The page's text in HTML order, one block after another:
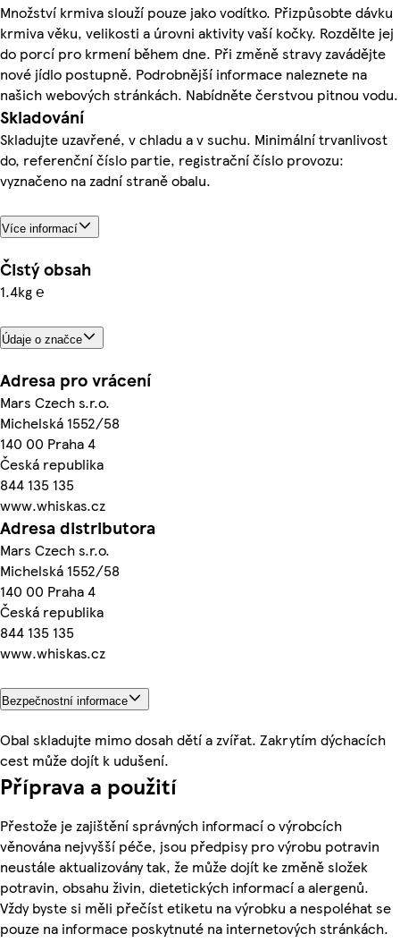
Množství krmiva slouží pouze jako vodítko. Přizpůsobte dávku
krmiva věku, velikosti a úrovni aktivity vaší kočky. Rozdělte jej
do porcí pro krmení během dne. Při změně stravy zavádějte
nové jídlo postupně. Podrobnější informace naleznete na
našich webových stránkách. Nabídněte čerstvou pitnou vodu.
Skladování
Skladujte uzavřené, v chladu a v suchu. Minimální trvanlivost
do, referenční číslo partie, registrační číslo provozu:
vyznačeno na zadní straně obalu.
Více informací
Čistý obsah
1.4kg ℮
Údaje o značce
Adresa pro vrácení
Mars Czech s.r.o.
Michelská 1552/58
140 00 Praha 4
Česká republika
844 135 135
www.whiskas.cz
Adresa distributora
Mars Czech s.r.o.
Michelská 1552/58
140 00 Praha 4
Česká republika
844 135 135
www.whiskas.cz
Bezpečnostní informace
Obal skladujte mimo dosah dětí a zvířat. Zakrytím dýchacích
cest může dojít k udušení.
Příprava a použití
Přestože je zajištění správných informací o výrobcích
věnována nejvyšší péče, jsou předpisy pro výrobu potravin
neustále aktualizovány tak, že může dojít ke změně složek
potravin, obsahu živin, dietetických informací a alergenů.
Vždy byste si měli přečíst etiketu na výrobku a nespoléhat se
pouze na informace poskytnuté na internetových stránkách.